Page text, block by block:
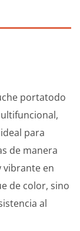
portatodo
para
de manera
vibrante en
de color, sino
al